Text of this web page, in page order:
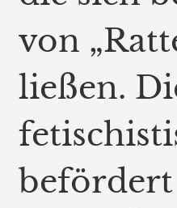
von
ließen.
befördert